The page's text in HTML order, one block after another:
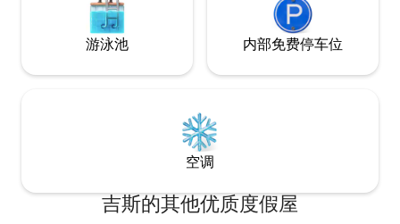
游泳池 内部免费停车位
空调
吉斯的其他优质度假屋